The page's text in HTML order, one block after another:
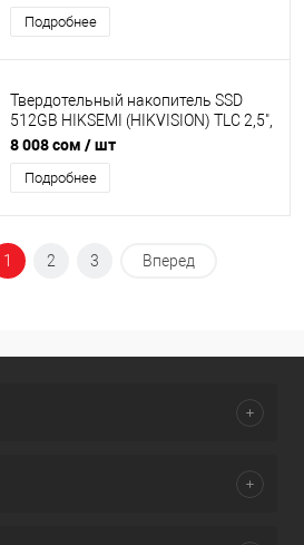
Подробнее
Твердотельный накопитель SSD
512GB HIKSEMI (HIKVISION) TLC 2,5",
Read / Write: 510/460MB/s, SATAIII
[HS-SSD-WAVE(S) 512G]
8 008 сом / шт
Подробнее
1 2 3 Вперед